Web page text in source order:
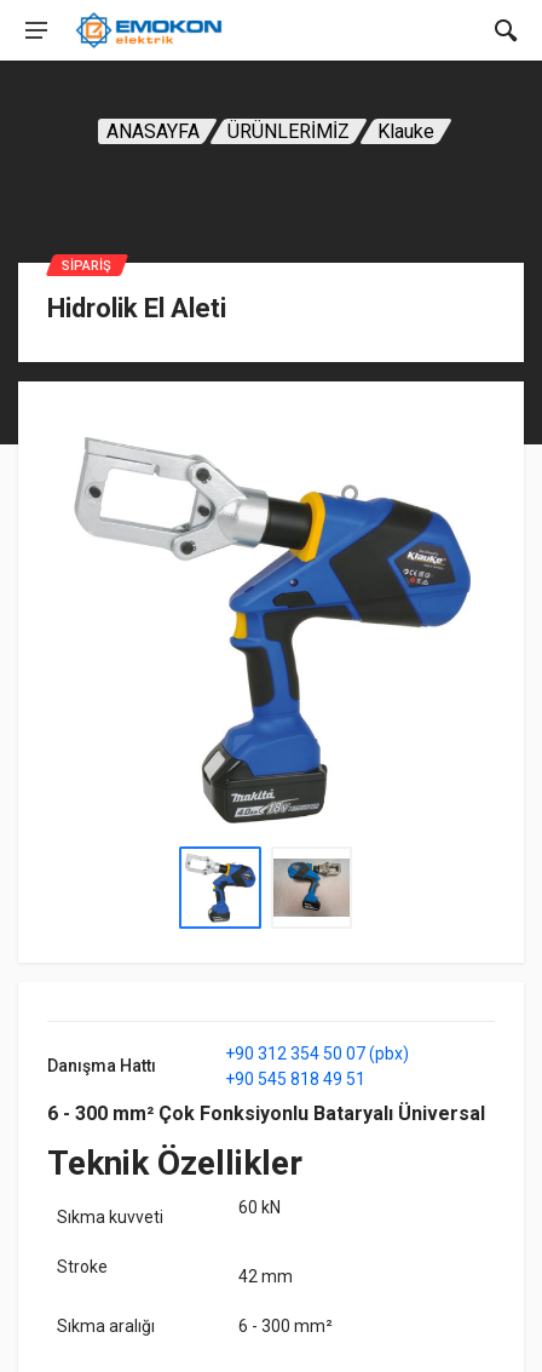
ANASAYFA ÜRÜNLERİMİZ Klauke
Hidrolik El Aleti
Danışma Hattı
+90 312 354 50 07 (pbx)
+90 545 818 49 51
6 - 300 mm² Çok Fonksiyonlu Bataryalı Üniversal
Teknik Özellikler
Sıkma kuvveti 60 kN
Stroke 42 mm
Sıkma aralığı 6 - 300 mm²
SIPARIŞ